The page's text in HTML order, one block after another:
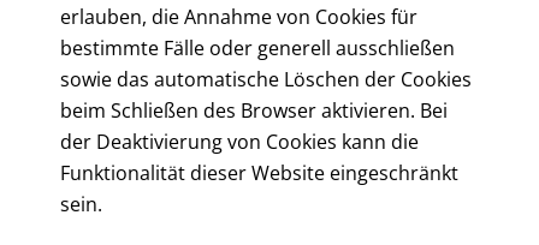
erlauben, die Annahme von Cookies für
bestimmte Fälle oder generell ausschließen
sowie das automatische Löschen der Cookies
beim Schließen des Browser aktivieren. Bei
der Deaktivierung von Cookies kann die
Funktionalität dieser Website eingeschränkt
sein.